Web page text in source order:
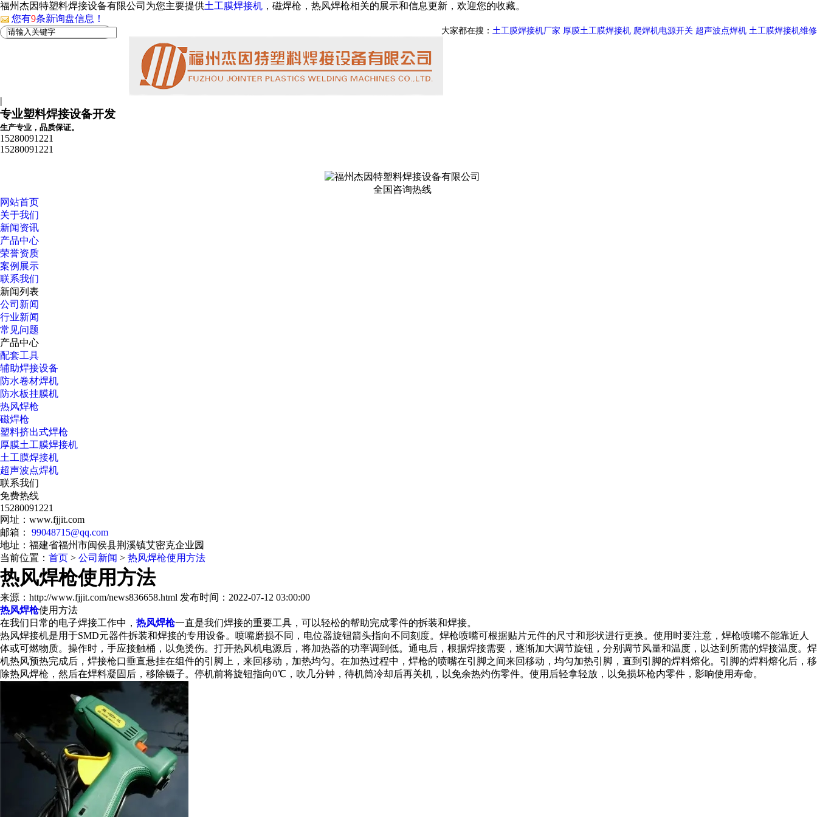
福州杰因特塑料焊接设备有限公司为您主要提供土工膜焊接机 ，磁焊枪，热风焊枪相关的展示和信息更新，欢迎您的收藏。
您有9条新询盘信息！
大家都在搜： 土工膜焊接机厂家 厚膜土工膜焊接机 爬焊机电源开关 超声波点焊机 土工膜焊接机维修
|
专业塑料焊接设备开发
生产专业，品质保证。
15280091221
15280091221
全国咨询热线
网站首页
关于我们
新闻资讯
产品中心
荣誉资质
案例展示
联系我们
新闻列表
公司新闻
行业新闻
常见问题
产品中心
配套工具
辅助焊接设备
防水卷材焊机
防水板挂膜机
热风焊枪
磁焊枪
塑料挤出式焊枪
厚膜土工膜焊接机
土工膜焊接机
超声波点焊机
联系我们
免费热线
15280091221
网址：www.fjjit.com
邮箱： 99048715@qq.com
地址：福建省福州市闽侯县荆溪镇艾密克企业园
当前位置： 首页 > 公司新闻 > 热风焊枪使用方法
热风焊枪使用方法
来源：http://www.fjjit.com/news836658.html 发布时间：2022-07-12 03:00:00
热风焊枪使用方法
在我们日常的电子焊接工作中， 热风焊枪一直是我们焊接的重要工具，可以轻松的帮助完成零件的拆装和焊接。
热风焊接机是用于SMD元器件拆装和焊接的专用设备。喷嘴磨损不同，电位器旋钮箭头指向不同刻度。焊枪喷嘴可根据贴片元件的尺寸和形状进行更换。使用时要注意，焊枪喷嘴不能靠近人
体或可燃物质。操作时，手应接触桶，以免烫伤。打开热风机电源后，将加热器的功率调到低。通电后，根据焊接需要，逐渐加大调节旋钮，分别调节风量和温度，以达到所需的焊接温度。焊
机热风预热完成后，焊接枪口垂直悬挂在组件的引脚上，来回移动，加热均匀。在加热过程中，焊枪的喷嘴在引脚之间来回移动，均匀加热引脚，直到引脚的焊料熔化。引脚的焊料熔化后，移
除热风焊枪，然后在焊料凝固后，移除镊子。停机前将旋钮指向0℃，吹几分钟，待机筒冷却后再关机，以免余热灼伤零件。使用后轻拿轻放，以免损坏枪内零件，影响使用寿命。